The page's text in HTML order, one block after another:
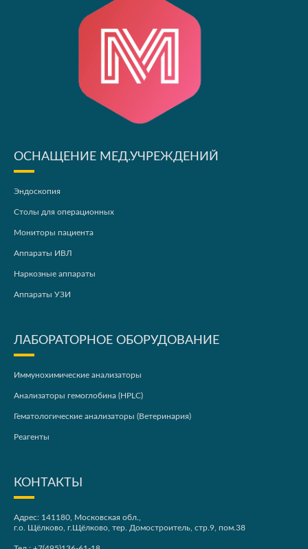
ОСНАЩЕНИЕ МЕД.УЧРЕЖДЕНИЙ
Эндоскопия
Столы для операционных
Мониторы пациента
Аппараты ИВЛ
Наркозные аппараты
Аппараты УЗИ
ЛАБОРАТОРНОЕ ОБОРУДОВАНИЕ
Иммунохимические анализаторы
Анализаторы гемоглобина (HPLC)
Гематологические анализаторы (Ветеринария)
Реагенты
КОНТАКТЫ
Адрес: 141180, Московская обл.,
г.о. Щёлково, г.Щёлково, тер. Домостроитель, стр.9, пом.38